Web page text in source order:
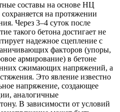
составы на основе НЦ
на протяжении
Через 3–4 суток после
такого бетона достигает не
надежное сцепление с
факторов (упоры,
армирование) в бетоне
сжимающих напряжений, а
Это явление известно
напряжение, создающее
аналогичные
В зависимости от условий